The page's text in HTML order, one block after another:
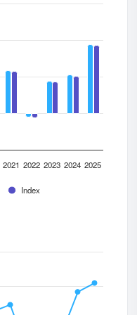
Index
2021 2022 2023 2024 2025